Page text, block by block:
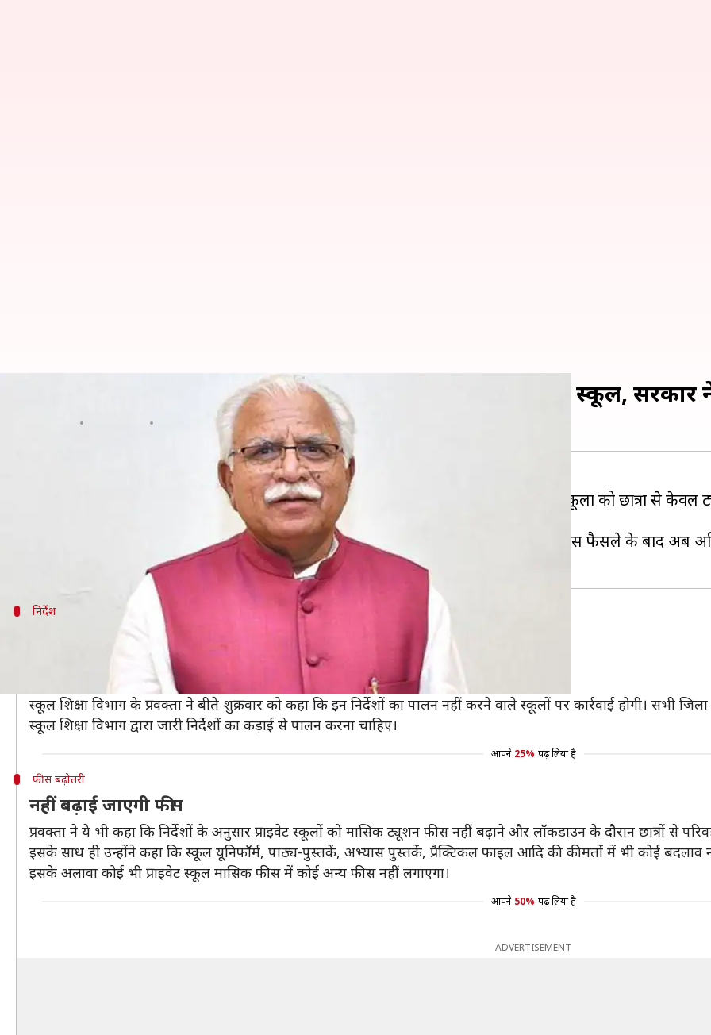
हरियाणा: लॉकडाउन के चलते केवल ट्यूशन फीस ले पाएंगे प्राइवेट स्कूल, सरकार ने
COVID-19 के कारण देश में चल रहे लॉकडाउन को ध्यान में रखते हुए हरियाणा सरकार ने प्राइवेट स्कूलों को छात्रों से केवल
कोरोना महामारी के कारण मार्च मध्य से सभी स्कूल और कॉलेज बंद चल रहे हैं।
सभी अभिभावक स्कूल की फीस और पढ़ाई आदि को लेकर चिंतित हैं, लेकिन हरियाणा सरकार के इस फैसले के बाद अब
निर्देश
केवल ट्यूशन फीस ले सकते हैं स्कूल
हरियाणा सरकार ने स्कूलों से प्रति माह के आधार पर ट्यूशन फीस लेने को कहा है।
स्कूल बिल्डिंग एंड मेंटेनेंस फंड, एडमिशन फीस, कंप्यूटर फीस और कोई भी अन्य फीस नहीं ले सकते हैं।
स्कूल शिक्षा विभाग के प्रवक्ता ने बीते शुक्रवार को कहा कि इन निर्देशों का पालन नहीं करने वाले स्कूलों पर कार्रवाई होगी। सभी
स्कूल शिक्षा विभाग द्वारा जारी निर्देशों का कड़ाई से पालन करना चाहिए।
आपने 25% पढ़ लिया है
फीस बढ़ोतरी
नहीं बढ़ाई जाएगी फीस
प्रवक्ता ने ये भी कहा कि निर्देशों के अनुसार प्राइवेट स्कूलों को मासिक ट्यूशन फीस नहीं बढ़ाने और लॉकडाउन के दौरान छात्रों से
इसके साथ ही उन्होंने कहा कि स्कूल यूनिफॉर्म, पाठ्य-पुस्तकें, अभ्यास पुस्तकें, प्रैक्टिकल फाइल आदि की कीमतों में भी कोई बदलाव
इसके अलावा कोई भी प्राइवेट स्कूल मासिक फीस में कोई अन्य फीस नहीं लगाएगा।
आपने 50% पढ़ लिया है
ADVERTISEMENT